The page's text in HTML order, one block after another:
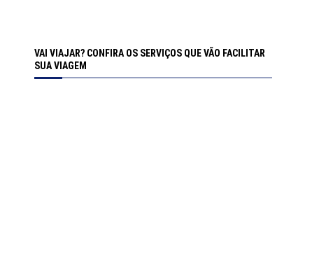
VAI VIAJAR? CONFIRA OS SERVIÇOS QUE VÃO FACILITAR
SUA VIAGEM